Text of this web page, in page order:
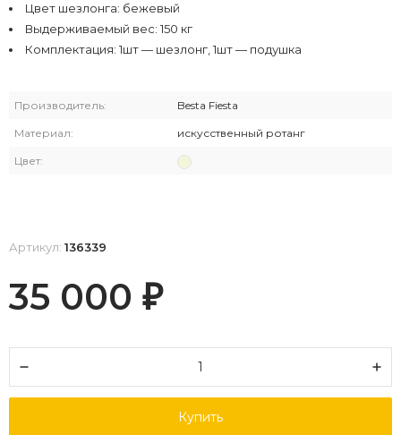
Цвет шезлонга: бежевый
Выдерживаемый вес: 150 кг
Комплектация: 1шт — шезлонг, 1шт — подушка
Производитель: Bestа Fiesta
Материал: искусственный ротанг
Цвет:
Артикул: 136339
35 000 ₽
Купить